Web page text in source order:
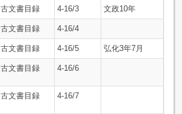
古文書目録 4-16/3 文政10年
古文書目録 4-16/4
古文書目録 4-16/5 弘化3年7月
古文書目録 4-16/6
古文書目録 4-16/7